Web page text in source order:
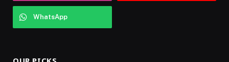
WhatsApp